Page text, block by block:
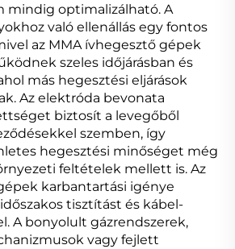
mindig optimalizálható. A
való ellenállás egy fontos
az MMA ívhegesztő gépek
szeles időjárásban és
más hegesztési eljárások
Az elektróda bevonata
biztosít a levegőből
szemben, így
hegesztési minőséget még
feltételek mellett is. Az
karbantartási igénye
tisztítást és kábel-
A bonyolult gázrendszerek,
vagy fejlett